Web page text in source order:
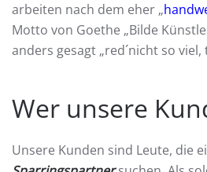
arbeiten nach dem eher „
Motto von Goethe „Bilde
anders gesagt „red´nicht so viel,
Wer unsere
Unsere Kunden sind Leute, die